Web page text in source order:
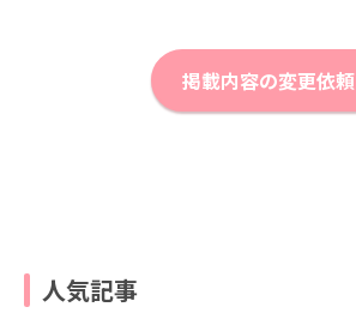
掲載内容の変更依頼
人気記事